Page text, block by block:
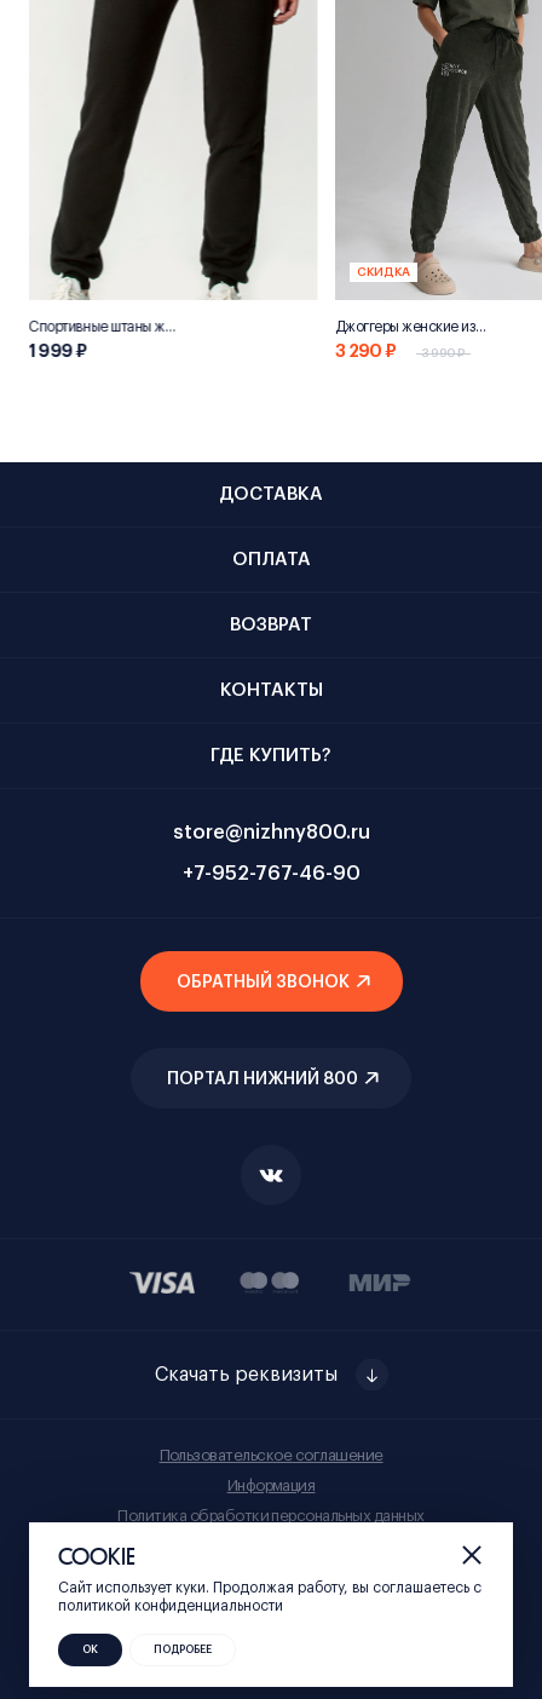
Спортивные штаны женские «НН800»
1 999 ₽
СКИДКА
Джоггеры женские из переработанного хлопка "Эко 800"
3 290 ₽ 3 990 ₽
ДОСТАВКА
ОПЛАТА
ВОЗВРАТ
КОНТАКТЫ
ГДЕ КУПИТЬ?
store@nizhny800.ru
+7-952-767-46-90
Скачать реквизиты
ОБРАТНЫЙ ЗВОНОК
ПОРТАЛ НИЖНИЙ 800
© Нижний 800, 2023
Пользовательское соглашение
Информация
Политика обработки персональных данных
COOKIE
Сайт использует куки. Продолжая работу, вы соглашаетесь c
политикой конфиденциальности
ОК ПОДРОБЕЕ